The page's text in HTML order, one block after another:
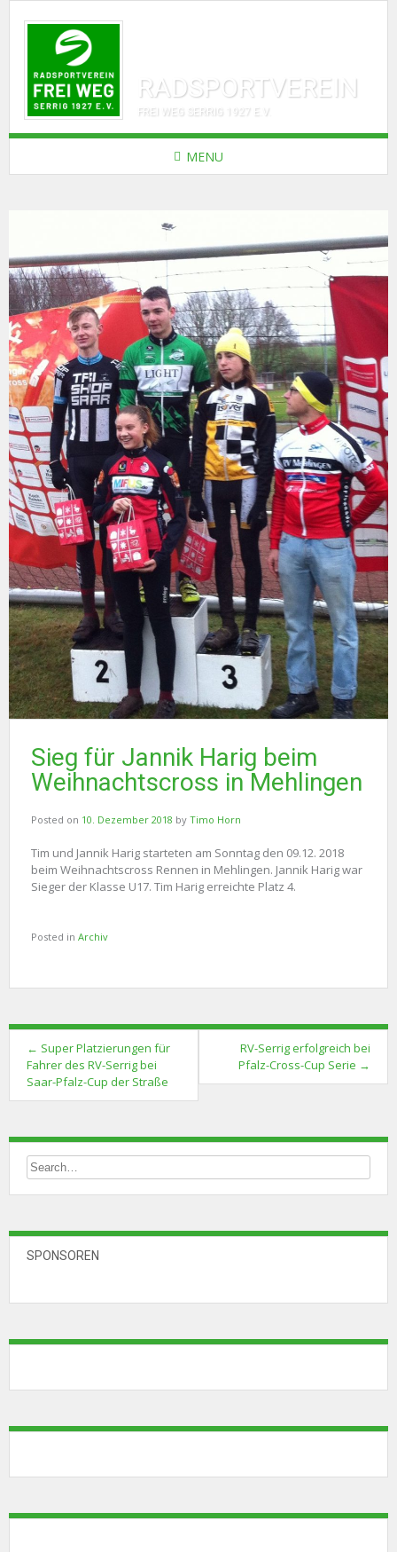
RADSPORTVEREIN
FREI WEG SERRIG 1927 E.V.
MENU
Sieg für Jannik Harig beim
Weihnachtscross in Mehlingen
Posted on 10. Dezember 2018 by Timo Horn
Tim und Jannik Harig starteten am Sonntag den 09.12. 2018
beim Weihnachtscross Rennen in Mehlingen. Jannik Harig war
Sieger der Klasse U17. Tim Harig erreichte Platz 4.
Posted in Archiv
Post
navigation
← Super Platzierungen für
Fahrer des RV-Serrig bei
Saar-Pfalz-Cup der Straße
RV-Serrig erfolgreich bei
Pfalz-Cross-Cup Serie →
SPONSOREN